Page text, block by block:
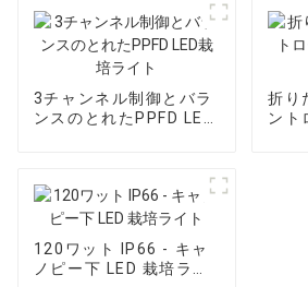
3チャンネル制御とバラ
ンスのとれたPPFD LED
折り
ント
120ワット IP66 - キャ
ノピー下 LED 栽培ライ